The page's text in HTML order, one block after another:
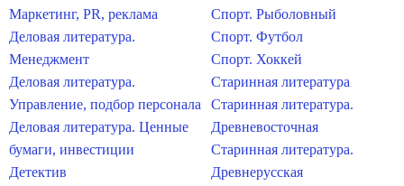
Маркетинг, PR, реклама
Деловая литература.
Менеджмент
Деловая литература.
Управление, подбор персонала
Деловая литература. Ценные
бумаги, инвестиции
Детектив
Спорт. Рыболовный
Спорт. Футбол
Спорт. Хоккей
Старинная литература
Старинная литература.
Древневосточная
Старинная литература.
Древнерусская